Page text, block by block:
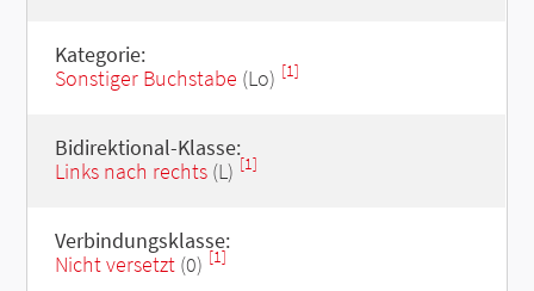
Kategorie:
Sonstiger Buchstabe (Lo) [1]
Bidirektional-Klasse:
Links nach rechts(L) [1]
Verbindungsklasse:
Nicht versetzt(0) [1]